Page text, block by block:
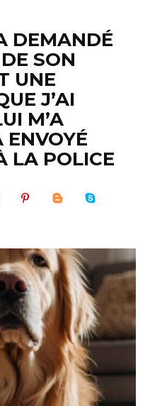
DEMANDÉ
SON
UNE
J’AI
M’A
ENVOYÉ
LA POLICE